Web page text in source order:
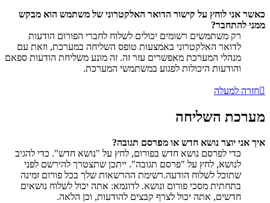
כאשר אני לוחץ על קישור הדואר האלקטרוני של משתמש הוא מבקש
ממני להתחבר?
רק משתמשים רשומים יכולים לשלוח לחברי הפורום הודעות
לדואר האלקטרוני באמצעות טופס השליחה במערכת, וזאת עם
מנהלי המערכת מאפשרים עזר זה. זה מונע משליחת הודעות ספאם
והודעות היכולות לפגוע במשתמשי המערכת.
חזרה למעלה
מערכת השליחה
איך אני יוצר נושא חדש או מפרסם תגובה?
כדי לפרסם נושא חדש בפורום, לחץ על "נושא חדש". כדי להגיב
לנושא, לחץ על "פרסם תגובה". ייתכן שתצטרך להירשם לפני
שתוכל לשלוח הודעה.רשימת ההרשאות שלך בכל פורום זמינה
בתחתית מסכי פורום ונושא. לדוגמא: אתה יכול לשלוח נושאים
חדשים, אתה יכול לצרף קבצים להודעות, וכן הלאה.